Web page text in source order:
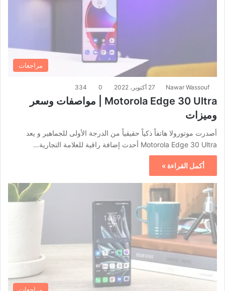
مراجعات
Nawar Wassouf 27 أكتوبر، 2022 0
334
Motorola Edge 30 Ultra | مواصفات وسعر
وميزات
أصدرت موتورولا هاتفاً ذكياً حقيقياً من الدرجة الأولى للجماهير و يعد
Motorola Edge 30 Ultra أحدث إضافة راقية للعلامة التجارية…
أكمل القراءة »
مراجعات